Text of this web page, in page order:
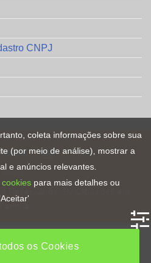
CNPJ
coleta informações sobre sua
(por meio de análise), mostrar a
e anúncios relevantes.
cookies para mais detalhes ou
os Cookies